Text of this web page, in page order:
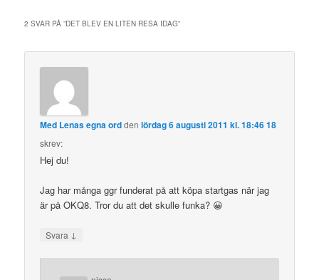
2 SVAR PÅ ”DET BLEV EN LITEN RESA IDAG”
Med Lenas egna orddenlördag 6 augusti 2011 kl. 18:46 18
skrev:
Hej du!
Jag har många ggr funderat på att köpa startgas när jag
är på OKQ8. Tror du att det skulle funka? 😀
Svara ↓